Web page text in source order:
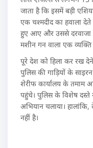
जाता है कि इसमें बड़ी
एक चश्मदीद का हवाला
हुए आए और उससे दरवाजा
मशीन गन वाला एक व्यक्ति
पूरे देश को हिला कर रख देने
पुलिस की गाड़ियों के
शेरीफ कार्यालय के तमाम
पहुंचे। पुलिस के विशेष
अभियान चलाया।
नहीं है।